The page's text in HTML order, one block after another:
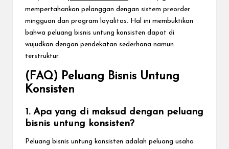
mempertahankan pelanggan dengan sistem preorder
mingguan dan program loyalitas. Hal ini membuktikan
bahwa peluang bisnis untung konsisten dapat di
wujudkan dengan pendekatan sederhana namun
terstruktur.
(FAQ) Peluang Bisnis Untung
Konsisten
1. Apa yang di maksud dengan peluang
bisnis untung konsisten?
Peluang bisnis untung konsisten adalah peluang usaha